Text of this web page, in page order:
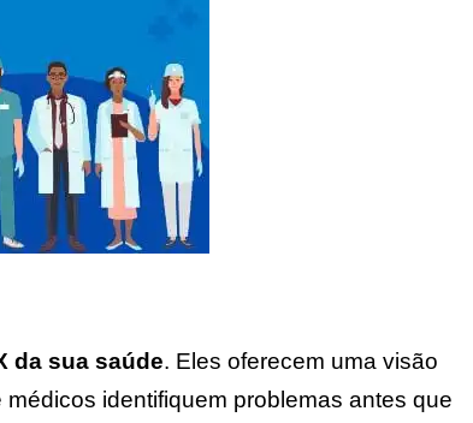
da sua saúde. Eles oferecem uma visão
identifiquem problemas antes que